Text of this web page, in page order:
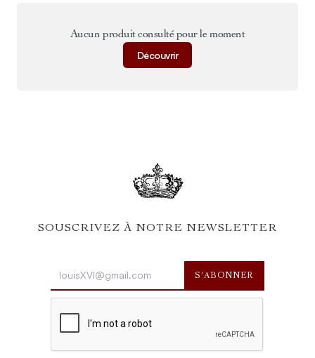
Aucun produit consulté pour le moment
Découvrir
SOUSCRIVEZ À NOTRE NEWSLETTER